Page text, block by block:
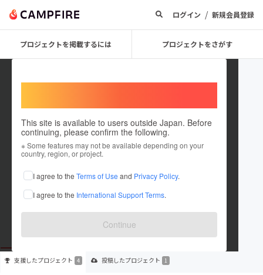
ログイン / 新規会員登録
プロジェクトを掲載するには プロジェクトをさがす
This site is available to users outside Japan. Before
continuing, please confirm the following.
※ Some features may not be available depending on your
country, region, or project.
I agree to the Terms of Use and Privacy Policy.
I agree to the International Support Terms.
Continue
meiko0725
これまでに4回支援して1件のプロジェクトを投稿しています
在住国：未設定
出身国：未設定
支援したプロジェクト 4 投稿したプロジェクト 1